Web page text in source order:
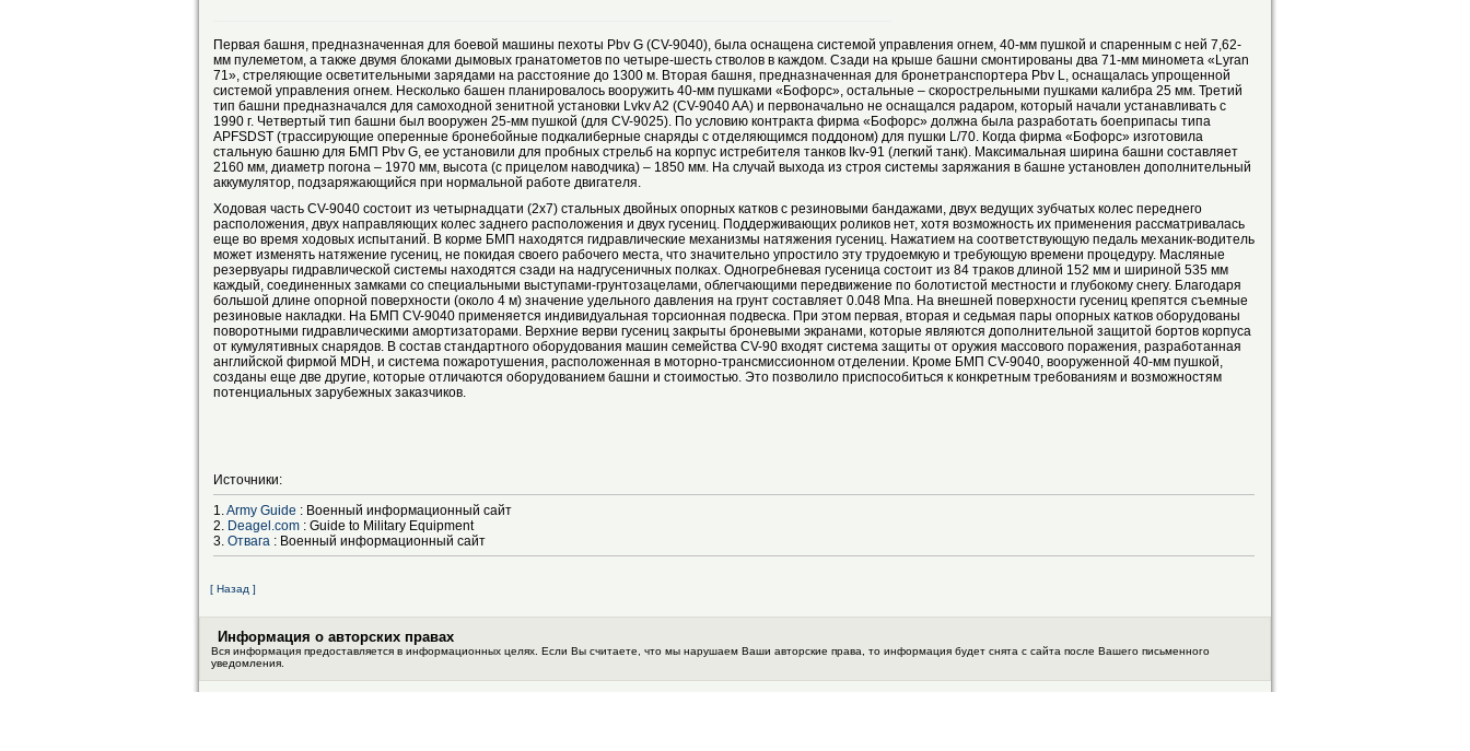
Первая башня, предназначенная для боевой машины пехоты Pbv G (CV-9040), была оснащена системой управления огнем, 40-мм пушкой и спаренным с ней 7,62-
мм пулеметом, а также двумя блоками дымовых гранатометов по четыре-шесть стволов в каждом. Сзади на крыше башни смонтированы два 71-мм миномета «Lyran
71», стреляющие осветительными зарядами на расстояние до 1300 м. Вторая башня, предназначенная для бронетранспортера Pbv L, оснащалась упрощенной
системой управления огнем. Несколько башен планировалось вооружить 40-мм пушками «Бофорс», остальные – скорострельными пушками калибра 25 мм. Третий
тип башни предназначался для самоходной зенитной установки Lvkv A2 (CV-9040 AA) и первоначально не оснащался радаром, который начали устанавливать с
1990 г. Четвертый тип башни был вооружен 25-мм пушкой (для CV-9025). По условию контракта фирма «Бофорс» должна была разработать боеприпасы типа
APFSDST (трассирующие оперенные бронебойные подкалиберные снаряды с отделяющимся поддоном) для пушки L/70. Когда фирма «Бофорс» изготовила
стальную башню для БМП Pbv G, ее установили для пробных стрельб на корпус истребителя танков Ikv-91 (легкий танк). Максимальная ширина башни составляет
2160 мм, диаметр погона – 1970 мм, высота (с прицелом наводчика) – 1850 мм. На случай выхода из строя системы заряжания в башне установлен дополнительный
аккумулятор, подзаряжающийся при нормальной работе двигателя.
Ходовая часть CV-9040 состоит из четырнадцати (2x7) стальных двойных опорных катков с резиновыми бандажами, двух ведущих зубчатых колес переднего
расположения, двух направляющих колес заднего расположения и двух гусениц. Поддерживающих роликов нет, хотя возможность их применения рассматривалась
еще во время ходовых испытаний. В корме БМП находятся гидравлические механизмы натяжения гусениц. Нажатием на соответствующую педаль механик-водитель
может изменять натяжение гусениц, не покидая своего рабочего места, что значительно упростило эту трудоемкую и требующую времени процедуру. Масляные
резервуары гидравлической системы находятся сзади на надгусеничных полках. Одногребневая гусеница состоит из 84 траков длиной 152 мм и шириной 535 мм
каждый, соединенных замками со специальными выступами-грунтозацелами, облегчающими передвижение по болотистой местности и глубокому снегу. Благодаря
большой длине опорной поверхности (около 4 м) значение удельного давления на грунт составляет 0.048 Мпа. На внешней поверхности гусениц крепятся съемные
резиновые накладки. На БМП CV-9040 применяется индивидуальная торсионная подвеска. При этом первая, вторая и седьмая пары опорных катков оборудованы
поворотными гидравлическими амортизаторами. Верхние верви гусениц закрыты броневыми экранами, которые являются дополнительной защитой бортов корпуса
от кумулятивных снарядов. В состав стандартного оборудования машин семейства CV-90 входят система защиты от оружия массового поражения, разработанная
английской фирмой MDH, и система пожаротушения, расположенная в моторно-трансмиссионном отделении. Кроме БМП CV-9040, вооруженной 40-мм пушкой,
созданы еще две другие, которые отличаются оборудованием башни и стоимостью. Это позволило приспособиться к конкретным требованиям и возможностям
потенциальных зарубежных заказчиков.
Источники:
1.Army Guide : Военный информационный сайт
2. Deagel.com : Guide to Military Equipment
3. Отвага : Военный информационный сайт
[ Назад ]
Информация о авторских правах
Вся информация предоставляется в информационных целях. Если Вы считаете, что мы нарушаем Ваши авторские права, то информация будет снята с сайта после Вашего письменного
уведомления.